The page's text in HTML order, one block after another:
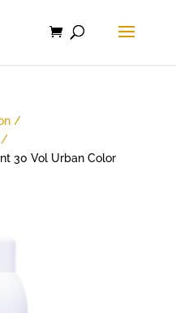
/
/
30 Vol Urban Color